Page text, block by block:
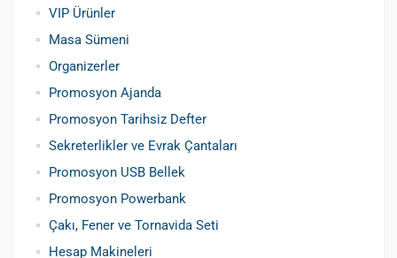
VIP Ürünler
Masa Sümeni
Organizerler
Promosyon Ajanda
Promosyon Tarihsiz Defter
Sekreterlikler ve Evrak Çantaları
Promosyon USB Bellek
Promosyon Powerbank
Çakı, Fener ve Tornavida Seti
Hesap Makineleri